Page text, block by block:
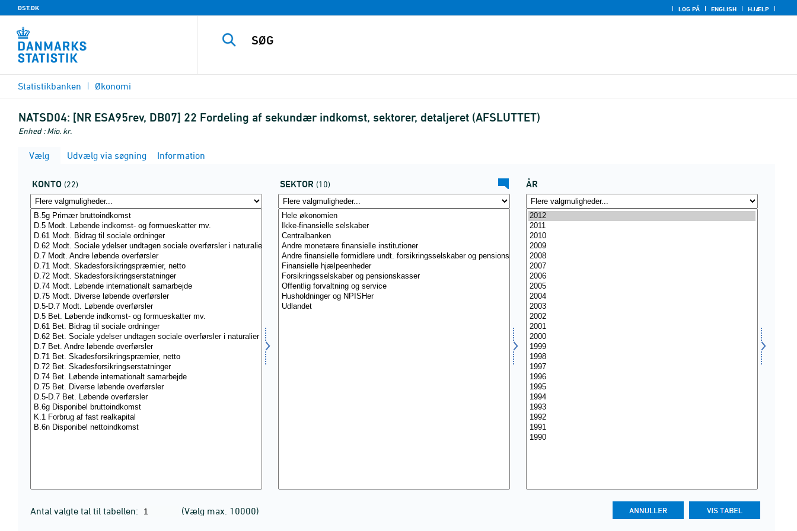
DST.DK LOG PÅ ENGLISH HJÆLP
Statistikbanken Økonomi
NATSD04: [NR ESA95rev, DB07] 22 Fordeling af sekundær indkomst, sektorer, detaljeret (AFSLUTTET)
Enhed : Mio. kr.
Vælg Udvælg via søgning Information
KONTO (22) SEKTOR (10) ÅR
Antal valgte tal til tabellen: (Vælg max. 10000)